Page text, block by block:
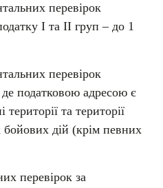
перевірок
І та ІІ груп – до 1
перевірок
де податковою адресою є
та території
дій (крім певних
перевірок за